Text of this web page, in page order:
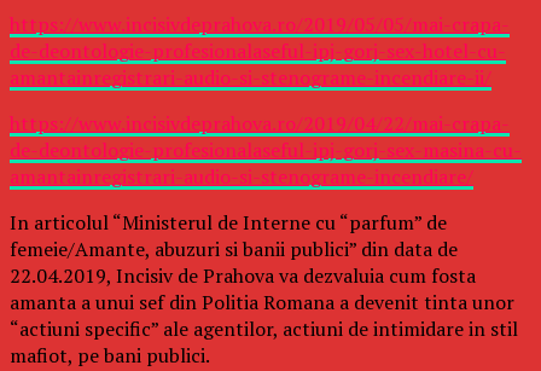
https://www.incisivdeprahova.ro/2019/05/05/mai-crapa-
de-deontologie-profesionalaseful-ipj-gorj-sex-hotel-cu-
amantainregistrari-audio-si-stenograme-incendiare-ii/
https://www.incisivdeprahova.ro/2019/04/22/mai-crapa-
de-deontologie-profesionalaseful-ipj-gorj-sex-masina-cu-
amantainregistrari-audio-si-stenograme-incendiare/
In articolul “Ministerul de Interne cu “parfum” de
femeie/Amante, abuzuri si banii publici” din data de
22.04.2019, Incisiv de Prahova va dezvaluia cum fosta
amanta a unui sef din Politia Romana a devenit tinta unor
“actiuni specific” ale agentilor, actiuni de intimidare in stil
mafiot, pe bani publici.